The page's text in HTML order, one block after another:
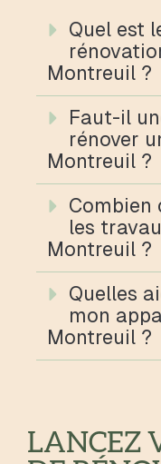
Quel est
Montreuil ?
Faut-il
rénover
Montreuil ?
Combien
les
Montreuil ?
Quelles
mon
Montreuil ?
LANCEZ